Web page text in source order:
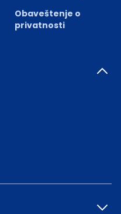
Obaveštenje o
privatnosti